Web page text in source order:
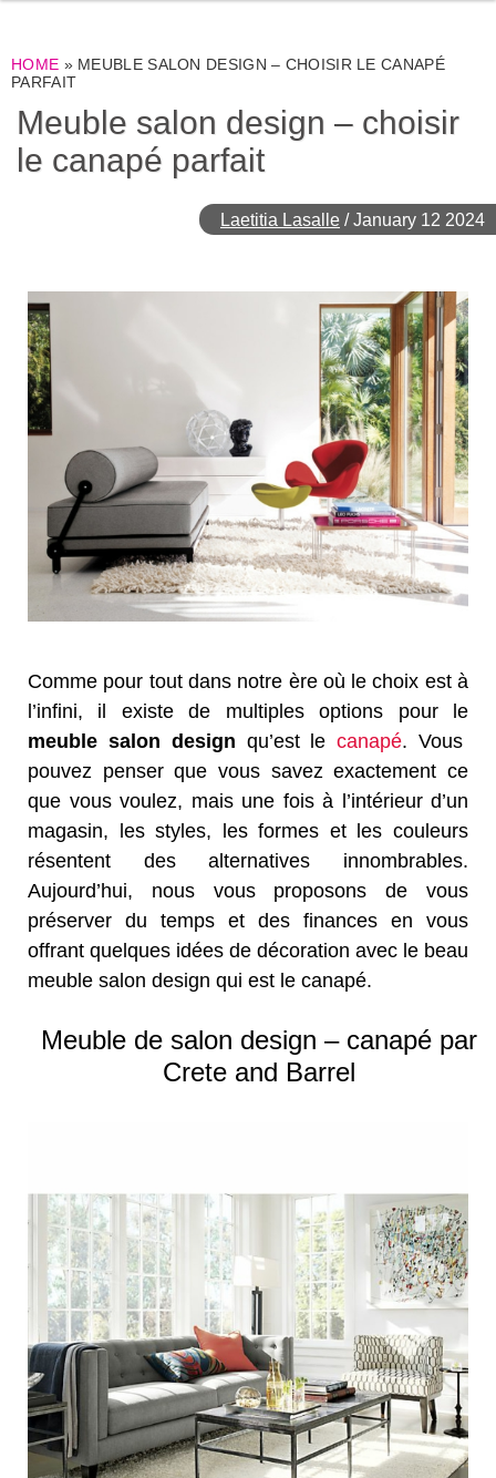
HOME » MEUBLE SALON DESIGN – CHOISIR LE CANAPÉ
PARFAIT
Meuble salon design – choisir
le canapé parfait
Laetitia Lasalle /January 12 2024
Comme pour tout dans notre ère où le choix est à
l’infini, il existe de multiples options pour le
meuble salon design qu’est lecanapé. Vous
pouvez penser que vous savez exactement ce
que vous voulez, mais une fois à l’intérieur d’un
magasin, les styles, les formes et les couleurs
résentent des alternatives innombrables.
Aujourd’hui, nous vous proposons de vous
préserver du temps et des finances en vous
offrant quelques idées de décoration avec le beau
meuble salon design qui est le canapé.
Meuble de salon design – canapé par
Crete and Barrel